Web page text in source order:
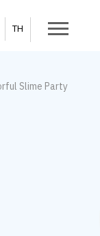
TH
Slime Party